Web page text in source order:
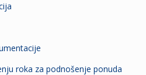
roka za podnošenje ponuda